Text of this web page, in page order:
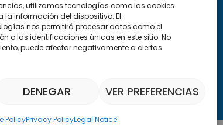
utilizamos tecnologías como las cookies
información del dispositivo. El
nos permitirá procesar datos como el
o las identificaciones únicas en este sitio. No
puede afectar negativamente a ciertas
DENEGAR VER PREFERENCIAS
PolicyPrivacy PolicyLegal Notice